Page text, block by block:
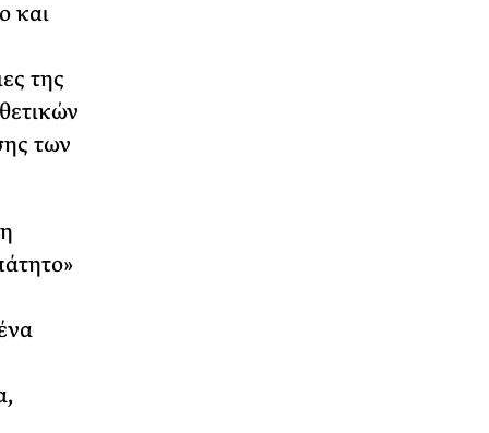
και
της
των